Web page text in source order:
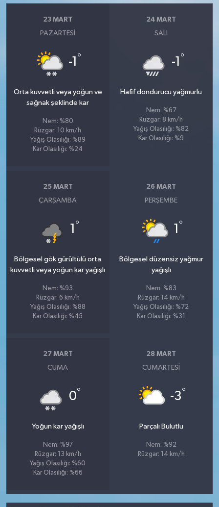
23 MART
PAZARTESI
-1 °
Orta kuvvetli veya yoğun ve
sağnak şeklinde kar
Nem: %80
Rüzgar: 10 km/h
Yağış Olasılığı: %89
Kar Olasılığı: %24
24 MART
SALI
-1 °
Hafif dondurucu yağmurlu
Nem: %67
Rüzgar: 8 km/h
Yağış Olasılığı: %82
Kar Olasılığı: %9
25 MART
ÇARŞAMBA
1 °
Bölgesel gök gürültülü orta
kuvvetli veya yoğun kar yağışlı
Nem: %93
Rüzgar: 6 km/h
Yağış Olasılığı: %88
Kar Olasılığı: %45
26 MART
PERŞEMBE
1 °
Bölgesel düzensiz yağmur
yağışlı
Nem: %83
Rüzgar: 14 km/h
Yağış Olasılığı: %72
Kar Olasılığı: %31
27 MART
CUMA
0°
Yoğun kar yağışlı
Nem: %97
Rüzgar: 13 km/h
Yağış Olasılığı: %60
Kar Olasılığı: %66
28 MART
CUMARTESI
-3°
Parçalı Bulutlu
Nem: %92
Rüzgar: 14 km/h